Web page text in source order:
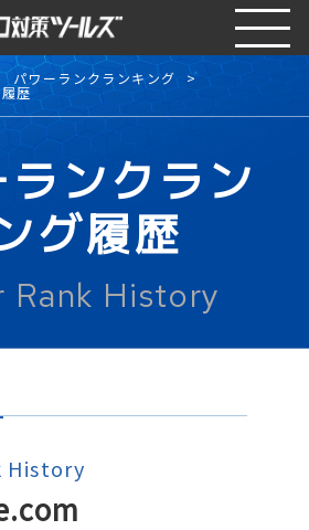
パワーランクランキング
歴
ンクラン
グ履歴
Rank History
History